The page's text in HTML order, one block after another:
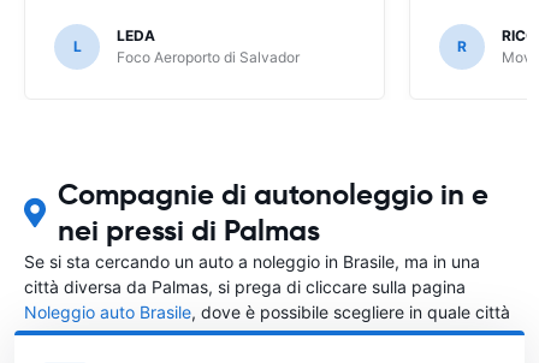
L
LEDA
Foco Aeroporto di Salvador
R
Compagnie di autonoleggio in e
nei pressi di Palmas
Se si sta cercando un auto a noleggio in Brasile, ma in una
città diversa da Palmas, si prega di cliccare sulla pagina
Noleggio auto Brasile, dove è possibile scegliere in quale città
in Brasile si vuole noleggiare l'auto.